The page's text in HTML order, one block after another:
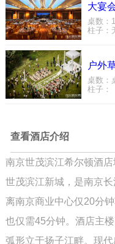
大宴
桌数
柱子：
户外
桌数
柱子：
查看酒店介绍
南京世茂滨江希尔顿酒
世茂滨江新城，是南京
离南京商业中心仅20分
也仅需45分钟。酒店主
弧形立于扬子江畔。现